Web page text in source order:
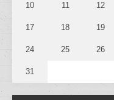
10 11 12
17 18 19
24 25 26
31